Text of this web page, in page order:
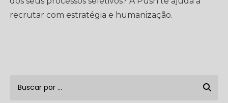
recrutar com estratégia e humanização.